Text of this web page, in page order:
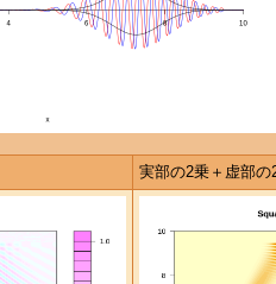
実部の2乗＋虚部の